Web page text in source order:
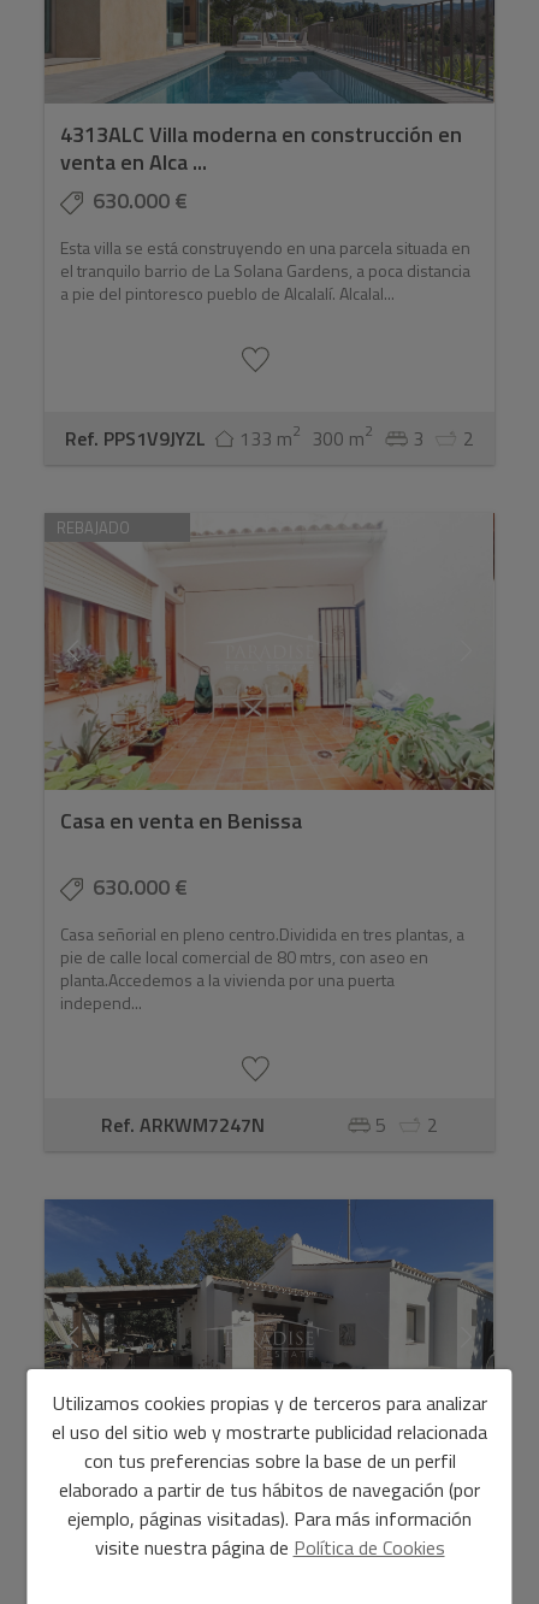
4313ALC Villa moderna en construcción en
venta en Alca ...
630.000 €
Esta villa se está construyendo en una parcela situada en
el tranquilo barrio de La Solana Gardens, a poca distancia
a pie del pintoresco pueblo de Alcalalí. Alcalal...
Ref. PPS1V9JYZL 133 m2 300 m2 3 2
REBAJADO
Casa en venta en Benissa
630.000 €
Casa señorial en pleno centro.Dividida en tres plantas, a
pie de calle local comercial de 80 mtrs, con aseo en
planta.Accedemos a la vivienda por una puerta
independ...
Ref. ARKWM7247N 5 2
Preciosa villa reformada de 3 dormitorios
con piscina p ...
Utilizamos cookies propias y de terceros para analizar
el uso del sitio web y mostrarte publicidad relacionada
con tus preferencias sobre la base de un perfil
elaborado a partir de tus hábitos de navegación (por
ejemplo, páginas visitadas). Para más información
visite nuestra página de Política de Cookies